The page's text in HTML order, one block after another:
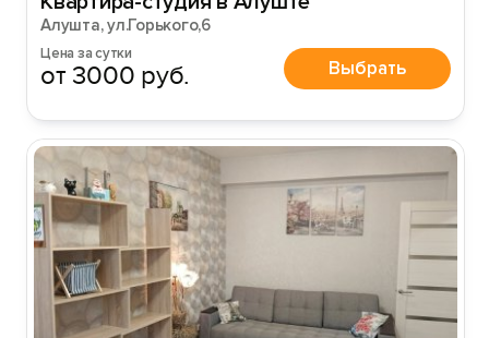
Алушта, ул.Горького,6
Цена за сутки
от 3000 руб. Выбрать